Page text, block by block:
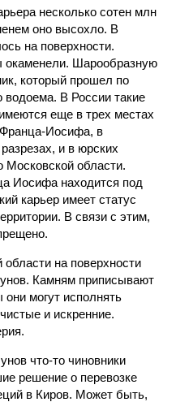
несколько сотен млн
оно высохло. В
на поверхности.
окаменели. Шарообразную
который прошел по
водоема. В России такие
еще в трех местах
Иосифа, в
и в юрских
Московской области.
Иосифа находится под
карьер имеет статус
В связи с этим,
на поверхности
Камням приписывают
они могут исполнять
и искренние.
что-то чиновники
решение о перевозке
в Киров. Может быть,